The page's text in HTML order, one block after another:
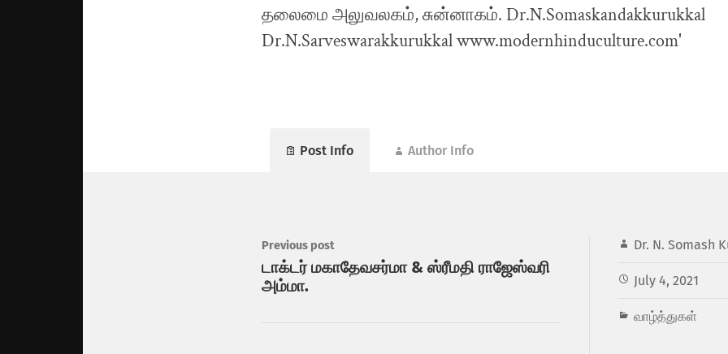
Post Info Author Info
Dr. N. Somash
July 4, 2021
வாழ்த்துகள்
Previous post
டாக்டர் மகாதேவசர்மா & ஸ்ரீமதி ராஜேஸ்வரி
அம்மா.